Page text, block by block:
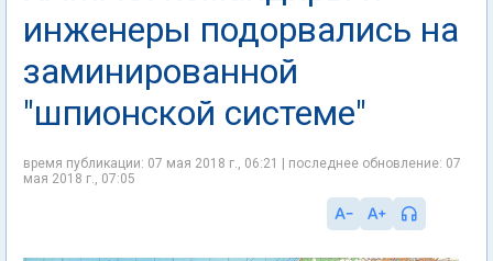
инженеры подорвались на
заминированной
"шпионской системе"
время публикации: 07 мая 2018 г., 06:21 | последнее обновление: 07
мая 2018 г., 07:05